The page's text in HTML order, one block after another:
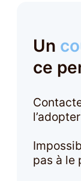
Un
ce
pas à le